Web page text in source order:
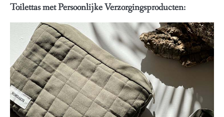
Toilettas met Persoonlijke Verzorgingsproducten: